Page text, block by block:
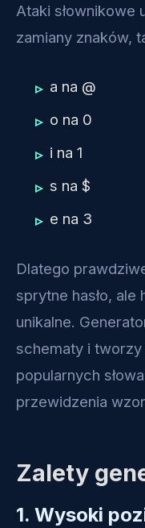
Ataki słownikowe
zamiany znaków,
a na @
o na 0
i na 1
s na $
e na 3
Dlatego
sprytne hasło, ale
unikalne.
schematy i tworzy
popularnych
przewidzenia
Zalety
1. Wysoki